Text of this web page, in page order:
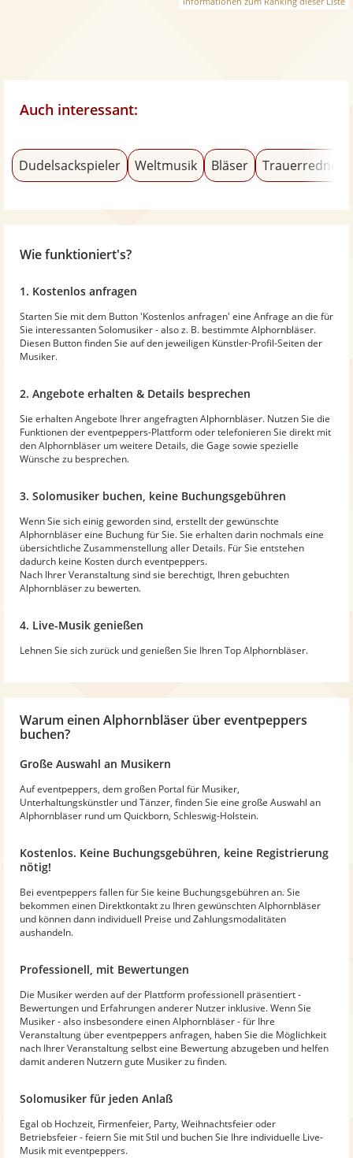
Auch interessant:
Dudelsackspieler Weltmusik Bläser Trauerredner
Wie funktioniert's?
1. Kostenlos anfragen
Starten Sie mit dem Button 'Kostenlos anfragen' eine Anfrage an die für
Sie interessanten Solomusiker - also z. B. bestimmte Alphornbläser.
Diesen Button finden Sie auf den jeweiligen Künstler-Profil-Seiten der
Musiker.
2. Angebote erhalten & Details besprechen
Sie erhalten Angebote Ihrer angefragten Alphornbläser. Nutzen Sie die
Funktionen der eventpeppers-Plattform oder telefonieren Sie direkt mit
den Alphornbläser um weitere Details, die Gage sowie spezielle
Wünsche zu besprechen.
3. Solomusiker buchen, keine Buchungsgebühren
Wenn Sie sich einig geworden sind, erstellt der gewünschte
Alphornbläser eine Buchung für Sie. Sie erhalten darin nochmals eine
übersichtliche Zusammenstellung aller Details. Für Sie entstehen
dadurch keine Kosten durch eventpeppers.
Nach Ihrer Veranstaltung sind sie berechtigt, Ihren gebuchten
Alphornbläser zu bewerten.
4. Live-Musik genießen
Lehnen Sie sich zurück und genießen Sie Ihren Top Alphornbläser.
Warum einen Alphornbläser über eventpeppers
buchen?
Große Auswahl an Musikern
Auf eventpeppers, dem großen Portal für Musiker,
Unterhaltungskünstler und Tänzer, finden Sie eine große Auswahl an
Alphornbläser rund um Quickborn, Schleswig-Holstein.
Kostenlos. Keine Buchungsgebühren, keine Registrierung
nötig!
Bei eventpeppers fallen für Sie keine Buchungsgebühren an. Sie
bekommen einen Direktkontakt zu Ihren gewünschten Alphornbläser
und können dann individuell Preise und Zahlungsmodalitäten
aushandeln.
Professionell, mit Bewertungen
Die Musiker werden auf der Plattform professionell präsentiert -
Bewertungen und Erfahrungen anderer Nutzer inklusive. Wenn Sie
Musiker - also insbesondere einen Alphornbläser - für Ihre
Veranstaltung über eventpeppers anfragen, haben Sie die Möglichkeit
nach Ihrer Veranstaltung selbst eine Bewertung abzugeben und helfen
damit anderen Nutzern gute Musiker zu finden.
Solomusiker für jeden Anlaß
Egal ob Hochzeit, Firmenfeier, Party, Weihnachtsfeier oder
Betriebsfeier - feiern Sie mit Stil und buchen Sie Ihre individuelle Live-
Musik mit eventpeppers.